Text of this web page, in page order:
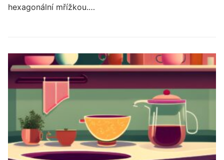
hexagonální mřížkou.…